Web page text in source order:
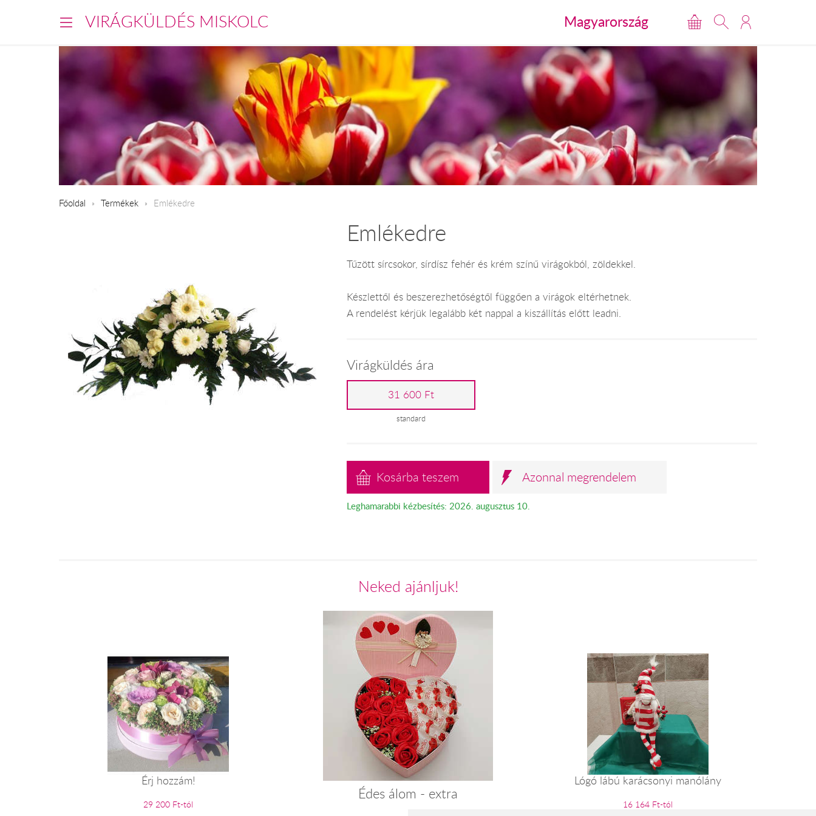
VIRÁGKÜLDÉS MISKOLC Magyarország
Főoldal Termékek Emlékedre
Emlékedre
Tűzött sírcsokor, sírdísz fehér és krém színű virágokból, zöldekkel.
Készlettől és beszerezhetőségtől függően a virágok eltérhetnek.
A rendelést kérjük legalább két nappal a kiszállítás előtt leadni.
Virágküldés ára
31 600 Ft
standard
Kosárba teszem Azonnal megrendelem
Leghamarabbi kézbesítés: 2026. augusztus 10.
Neked ajánljuk!
Érj hozzám!
29 200 Ft-tól
Édes álom - extra
Lógó lábú karácsonyi manólány
16 164 Ft-tól